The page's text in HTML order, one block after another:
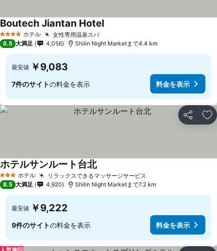
4 ホテルのランク
ホテル 女性専用温泉スパ料金を表示
Boutech Jiantan Hotel料金を表示
8.5 大満足 4,056 Shilin Night Marketまで4.4 km
最安値 ￥9,083
7件のサイトの料金を表示 料金を表示
シェア お
3 ホテルのランク
ホテル リラックスできるマッサージサービス
ホテルサンルート台北料金を表示
8.5 大満足 4,920 Shilin Night Marketまで7.2 km
最安値 ￥9,222
9件のサイトの料金を表示 料金を表示